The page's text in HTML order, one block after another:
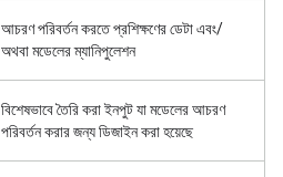
আচরণ পরিবর্তন করতে প্রশিক্ষণের ডেটা এবং/
অথবা মডেলের ম্যানিপুলেশন
বিশেষভাবে তৈরি করা ইনপুট যা মডেলের আচরণ
পরিবর্তন করার জন্য ডিজাইন করা হয়েছে